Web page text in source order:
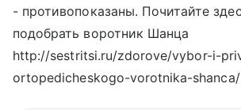
- противопоказаны. Почитайте
подобрать воротник Шанца
http://sestritsi.ru/zdorove/vybor-i-
ortopedicheskogo-vorotnika-shanca/